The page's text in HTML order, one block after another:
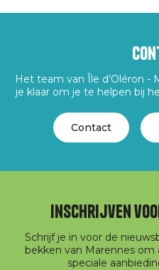
Het team van Île d’Oléron -
je klaar om je te helpen bij
Contact
Inschrijven
Schrijf je in voor de
bekken van Marennes om
speciale